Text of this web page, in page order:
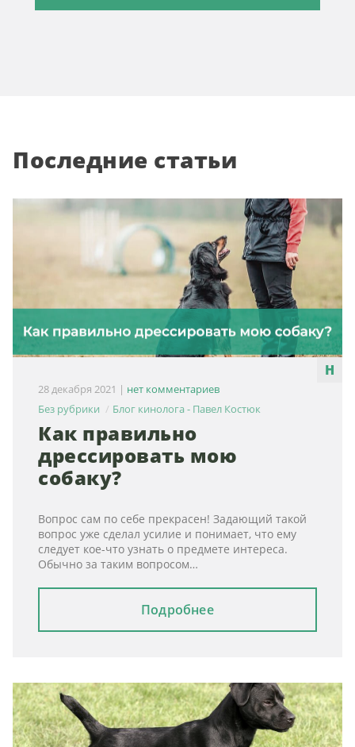
Последние статьи
28 декабря 2021 | нет комментариев
Без рубрики
Блог кинолога - Павел Костюк
Как правильно
дрессировать мою
собаку?
Вопрос сам по себе прекрасен! Задающий такой
вопрос уже сделал усилие и понимает, что ему
следует кое-что узнать о предмете интереса.
Обычно за таким вопросом…
Подробнее